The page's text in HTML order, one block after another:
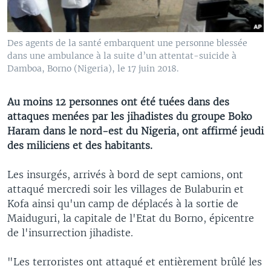
Des agents de la santé embarquent une personne blessée
dans une ambulance à la suite d’un attentat-suicide à
Damboa, Borno (Nigeria), le 17 juin 2018.
Au moins 12 personnes ont été tuées dans des
attaques menées par les jihadistes du groupe Boko
Haram dans le nord-est du Nigeria, ont affirmé jeudi
des miliciens et des habitants.
Les insurgés, arrivés à bord de sept camions, ont
attaqué mercredi soir les villages de Bulaburin et
Kofa ainsi qu'un camp de déplacés à la sortie de
Maiduguri, la capitale de l'Etat du Borno, épicentre
de l'insurrection jihadiste.
"Les terroristes ont attaqué et entièrement brûlé les